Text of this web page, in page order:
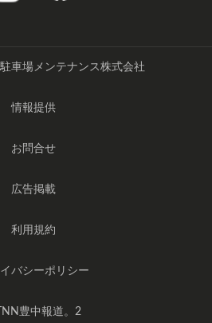
車場メンテナンス株式会社
情報提供
お問合せ
広告掲載
利用規約
バシーポリシー
豊中報道。2